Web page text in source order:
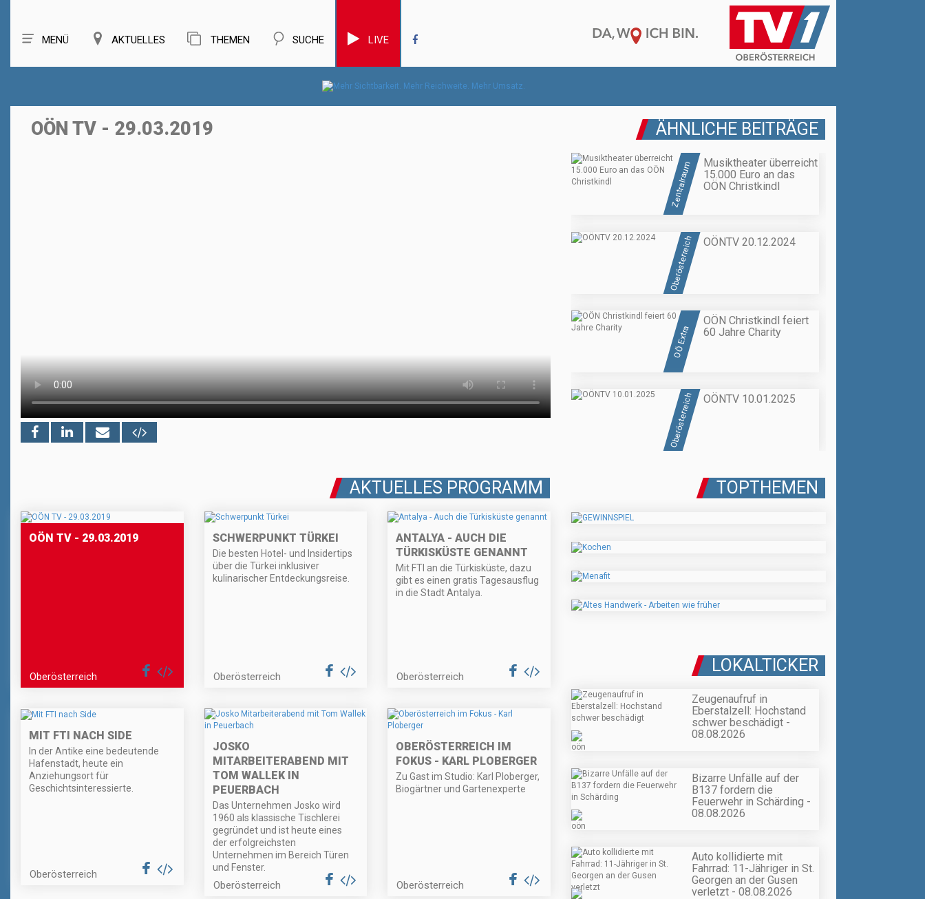
MENÜ AKTUELLES THEMEN SUCHE LIVE
OÖN TV - 29.03.2019 ÄHNLICHE BEITRÄGE
Zentralraum
Musiktheater überreicht
15.000 Euro an das
OÖN Christkindl
Oberösterreich OÖNTV 20.12.2024
OÖ Extra
OÖN Christkindl feiert
60 Jahre Charity
Oberösterreich OÖNTV 10.01.2025
AKTUELLES PROGRAMM
OÖN TV - 29.03.2019
Oberösterreich
SCHWERPUNKT TÜRKEI
Die besten Hotel- und Insidertips
über die Türkei inklusiver
kulinarischer Entdeckungsreise.
Oberösterreich
ANTALYA - AUCH DIE
TÜRKISKÜSTE GENANNT
Mit FTI an die Türkisküste, dazu
gibt es einen gratis Tagesausflug
in die Stadt Antalya.
Oberösterreich
MIT FTI NACH SIDE
In der Antike eine bedeutende
Hafenstadt, heute ein
Anziehungsort für
Geschichtsinteressierte.
Oberösterreich
JOSKO
MITARBEITERABEND MIT
TOM WALLEK IN
PEUERBACH
Das Unternehmen Josko wird
1960 als klassische Tischlerei
gegründet und ist heute eines
der erfolgreichsten
Unternehmen im Bereich Türen
und Fenster.
Oberösterreich
OBERÖSTERREICH IM
FOKUS - KARL PLOBERGER
Zu Gast im Studio: Karl Ploberger,
Biogärtner und Gartenexperte
Oberösterreich
TOPTHEMEN
LOKALTICKER
Zeugenaufruf in
Eberstalzell: Hochstand
schwer beschädigt -
08.08.2026
Bizarre Unfälle auf der
B137 fordern die
Feuerwehr in Schärding -
08.08.2026
Auto kollidierte mit
Fahrrad: 11-Jähriger in St.
Georgen an der Gusen
verletzt - 08.08.2026